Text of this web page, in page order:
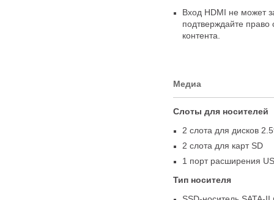
Вход HDMI не может
подтверждайте право
контента.
Медиа
Слоты для носителей
2 слота для дисков
2 слота для карт SD
1 порт расширения
Тип носителя